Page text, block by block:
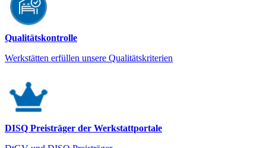
Qualitätskontrolle
Werkstätten erfüllen unsere Qualitätskriterien
DISQ Preisträger der Werkstattportale